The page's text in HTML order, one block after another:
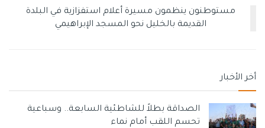
جديدة للهدنة في قطاع غزة، في استمرار لانتهاكات اتفاق وقف
إلى 172,707 إصابات.
مستوطنون ينظمون مسيرة أعلام استفزازية في البلدة
القديمة بالخليل نحو المسجد الإبراهيمي
أخر الأخبار
الصداقة بطلاً للشاطئية السابعة.. وسباعية
تحسم اللقب أمام نماء